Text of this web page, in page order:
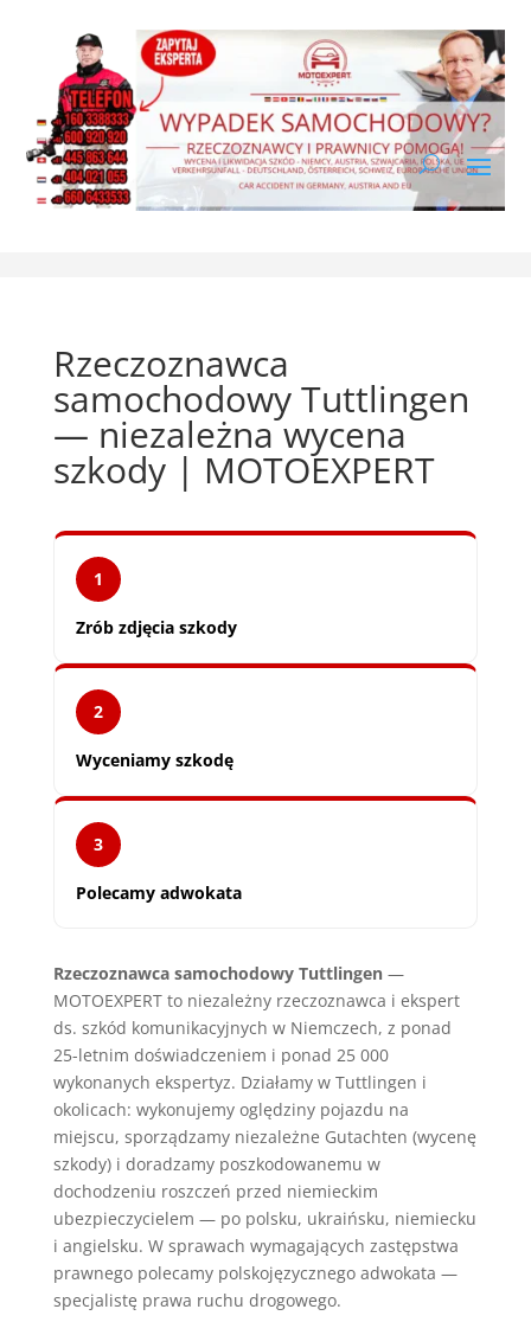
Rzeczoznawca
samochodowy Tuttlingen
— niezależna wycena
szkody | MOTOEXPERT
1
Zrób zdjęcia szkody
2
Wyceniamy szkodę
3
Polecamy adwokata
Rzeczoznawca samochodowy Tuttlingen—
MOTOEXPERT to niezależny rzeczoznawca i ekspert
ds. szkód komunikacyjnych w Niemczech, z ponad
25-letnim doświadczeniem i ponad 25 000
wykonanych ekspertyz. Działamy w Tuttlingen i
okolicach: wykonujemy oględziny pojazdu na
miejscu, sporządzamy niezależne Gutachten (wycenę
szkody) i doradzamy poszkodowanemu w
dochodzeniu roszczeń przed niemieckim
ubezpieczycielem — po polsku, ukraińsku, niemiecku
i angielsku. W sprawach wymagających zastępstwa
prawnego polecamy polskojęzycznego adwokata —
specjalistę prawa ruchu drogowego.